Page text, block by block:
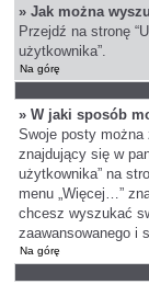
» Jak można
Przejdź na stronę
użytkownika”.
Na górę
» W jaki sposób
Swoje posty można
znajdujący się w
użytkownika” na
menu „Więcej…”
chcesz wyszukać
zaawansowanego i
Na górę